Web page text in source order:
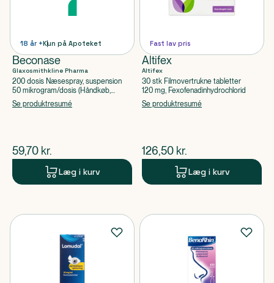
18 år +Kun på Apoteket
Beconase
Glaxosmithkline Pharma
200 dosis Næsespray, suspension
50 mikrogram/dosis (Håndkøb,
apoteksforbeholdt),
Se produktresumé
$nuværende pris
59,70 kr.
Læg i kurv
Fast lav pris
Altifex
Altifex
30 stk Filmovertrukne tabletter
120 mg, Fexofenadinhydrochlorid
Se produktresumé
$nuværende pris
126,50 kr.
Læg i kurv